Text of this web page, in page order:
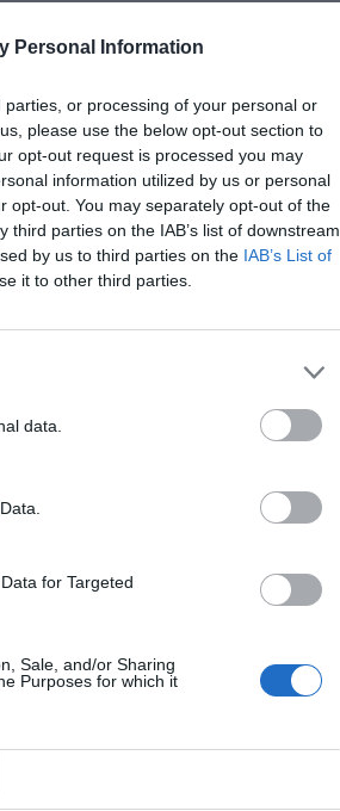
Personal Information
or processing of your personal or
please use the below opt-out section to
opt-out request is processed you may
information utilized by us or personal
opt-out. You may separately opt-out of the
parties on the IAB’s list of downstream
by us to third parties on the IAB’s List of
it to other third parties.
data.
for Targeted
Sale, and/or Sharing
Purposes for which it